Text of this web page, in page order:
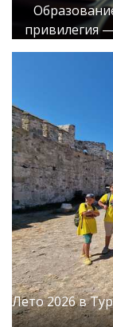
привилегия
Лето 2026 в